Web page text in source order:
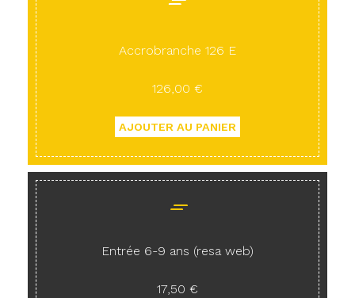
Accrobranche 126 E
126,00 €
Entrée 6-9 ans (resa web)
17,50 €